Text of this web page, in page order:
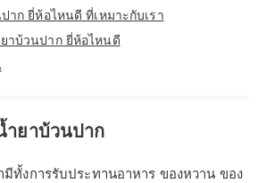
าก ยี่ห้อไหนดี ที่เหมาะกับเรา
าบ้วนปาก ยี่ห้อไหนดี
ำยาบ้วนปาก
มีทั้งการรับประทานอาหาร ของหวาน ของ